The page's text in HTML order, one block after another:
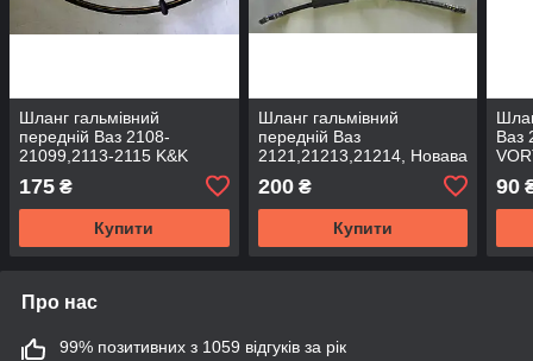
Шланг гальмівний
передній Ваз 2108-
21099,2113-2115 K&K
175 ₴
Купити
Шланг гальмівний
передній Ваз
2121,21213,21214, Новава
200₴
Купити
Ваз
90
Про нас
99% позитивних з 1059 відгуків за рік